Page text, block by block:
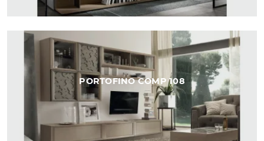
PORTOFINO COMP 108